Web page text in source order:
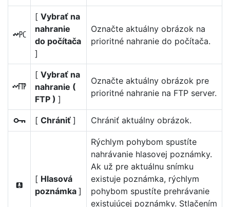
K
[ Vybrať na
nahranie
do počítača
]
Označte aktuálny obrázok na
prioritné nahranie do počítača.
N
[ Vybrať na
nahranie (
FTP ) ]
Označte aktuálny obrázok pre
prioritné nahranie na FTP server.
g [ Chrániť ] Chrániť aktuálny obrázok.
W
[ Hlasová
poznámka ]
Rýchlym pohybom spustíte
nahrávanie hlasovej poznámky.
Ak už pre aktuálnu snímku
existuje poznámka, rýchlym
pohybom spustíte prehrávanie
existujúcej poznámky. Stlačením